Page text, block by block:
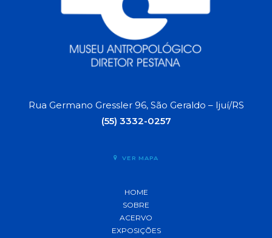
Rua Germano Gressler 96, São Geraldo – Ijuí/RS
(55) 3332-0257
VER MAPA
HOME
SOBRE
ACERVO
EXPOSIÇÕES